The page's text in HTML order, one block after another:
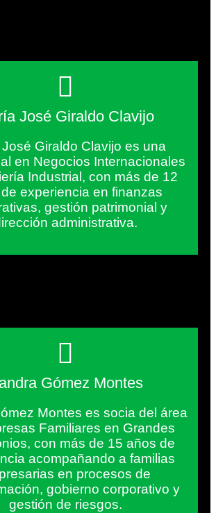
José Giraldo Clavijo
Giraldo Clavijo es una
en Negocios Internacionales
Industrial, con más de 12
experiencia en finanzas
gestión patrimonial y
administrativa.
Gómez Montes
Montes es socia del área
Familiares en Grandes
con más de 15 años de
acompañando a familias
en procesos de
gobierno corporativo y
gestión de riesgos.